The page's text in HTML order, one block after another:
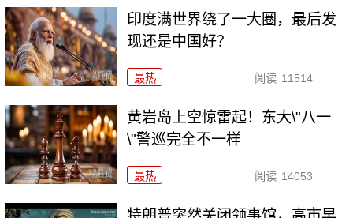
印度满世界绕了一大圈，最后发
现还是中国好？
最热 阅读 11514
黄岩岛上空惊雷起！东大\"八一
\"警巡完全不一样
最热 阅读 14053